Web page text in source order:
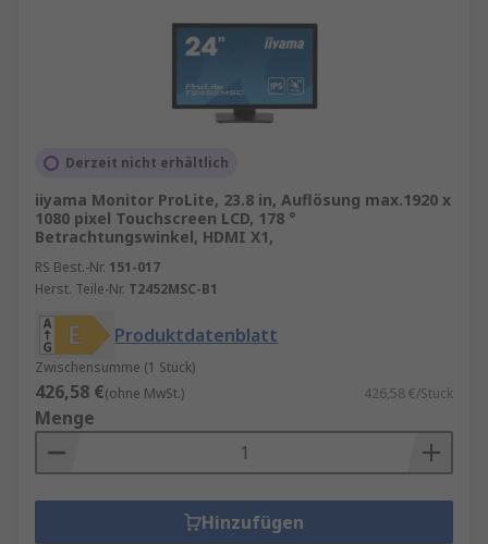
Derzeit nicht erhältlich
iiyama Monitor ProLite, 23.8 in, Auflösung max.1920 x
1080 pixel Touchscreen LCD, 178 °
Betrachtungswinkel, HDMI X1,
RS Best.-Nr. 151-017
Herst. Teile-Nr. T2452MSC-B1
Produktdatenblatt
Zwischensumme (1 Stück)
426,58 €(ohne MwSt.) 426,58 €/Stück
Menge
Hinzufügen